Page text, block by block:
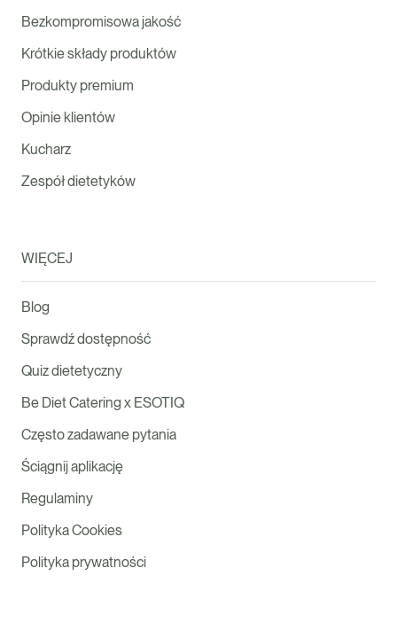
Bezkompromisowa jakość
Krótkie składy produktów
Produkty premium
Opinie klientów
Kucharz
Zespół dietetyków
WIĘCEJ
Blog
Sprawdź dostępność
Quiz dietetyczny
Be Diet Catering x ESOTIQ
Często zadawane pytania
Ściągnij aplikację
Regulaminy
Polityka Cookies
Polityka prywatności